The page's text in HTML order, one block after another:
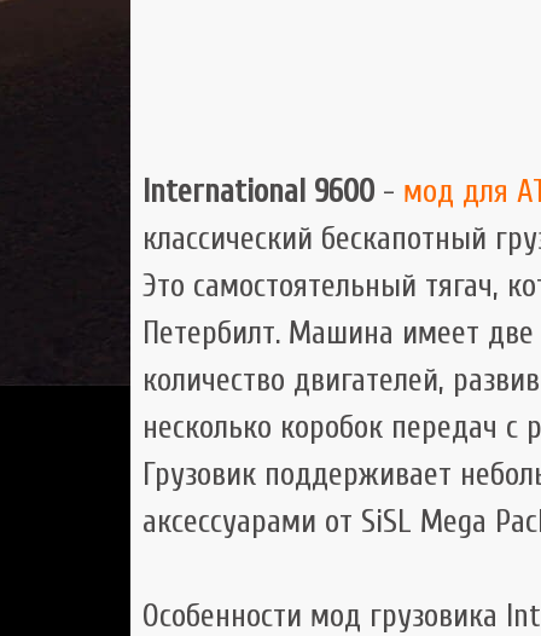
International 9600- мод для
классический бескапотный
Это самостоятельный тягач,
Петербилт. Машина имеет
количество двигателей,
несколько коробок передач с
Грузовик поддерживает
аксессуарами от SiSL Mega
Особенности мод грузовика